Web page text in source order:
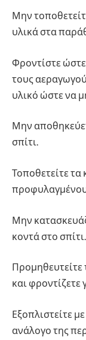
Μην
υλικά στα
Φροντίστε
τους
υλικό ώστε να
Μην
σπίτι.
Τοποθετείτε τα
Μην
κοντά στο σπίτι.
και φροντίζετε
Εξοπλιστείτε
ανάλογο της